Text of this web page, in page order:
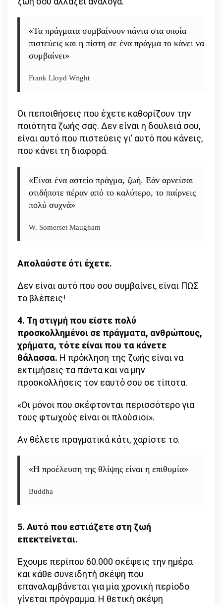
«Τα πράγματα συμβαίνουν πάντα στα οποία
πιστεύεις και η πίστη σε ένα πράγμα το κάνει να
συμβαίνει»
Frank Lloyd Wright
Οι πεποιθήσεις που έχετε καθορίζουν την
ποιότητα ζωής σας. Δεν είναι η δουλειά σου,
είναι αυτό που πιστεύεις γι’ αυτό που κάνεις,
που κάνει τη διαφορά.
«Είναι ένα αστείο πράγμα, ζωή. Εάν αρνείσαι
οτιδήποτε πέραν από το καλύτερο, το παίρνεις
πολύ συχνά»
W. Somerset Maugham
Απολαύστε ότι έχετε.
Δεν είναι αυτό που σου συμβαίνει, είναι ΠΩΣ
το βλέπεις!
4. Τη στιγμή που είστε πολύ
προσκολλημένοι σε πράγματα, ανθρώπους,
χρήματα, τότε είναι που τα κάνετε
θάλασσα. Η πρόκληση της ζωής είναι να
εκτιμήσεις τα πάντα και να μην
προσκολλήσεις τον εαυτό σου σε τίποτα.
«Οι μόνοι που σκέφτονται περισσότερο για
τους φτωχούς είναι οι πλούσιοι».
Αν θέλετε πραγματικά κάτι, χαρίστε το.
«Η προέλευση της θλίψης είναι η επιθυμία»
Buddha
5. Αυτό που εστιάζετε στη ζωή
επεκτείνεται.
Έχουμε περίπου 60.000 σκέψεις την ημέρα
και κάθε συνειδητή σκέψη που
επαναλαμβάνεται για μία χρονική περίοδο
γίνεται πρόγραμμα. Η θετική σκέψη